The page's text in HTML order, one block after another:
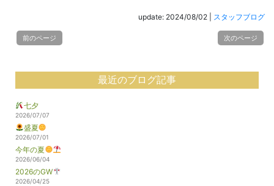
update: 2024/08/02 スタッフブログ
前のページ 次のページ
最近のブログ記事
七夕
2026/07/07
盛夏
2026/07/01
今年の夏
2026/06/04
2026のGW
2026/04/25